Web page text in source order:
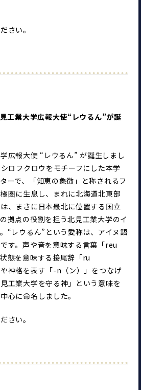
さい。
工業大学広報大使“レウるん”が誕
広報大使 “レウるん” が誕生しまし
ロフクロウをモチーフにした本学
ーで、「知恵の象徴」と称されるフ
圏に生息し、まれに北海道北東部
、まさに日本最北に位置する国立
拠点の役割を担う北見工業大学のイ
“レウるん”という愛称は、アイヌ語
す。声や音を意味する言葉「reu
態を意味する接尾辞「ru
や神格を表す「-n（ン）」をつなげ
工業大学を守る神」という意味を
心に命名しました。
さい。